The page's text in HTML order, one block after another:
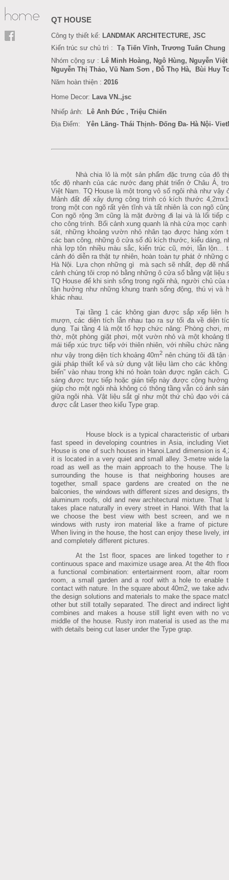
QT HOUSE
Công ty thiết kế: LANDMAK ARCHITECTURE, JSC
Kiến trúc sư chủ trì : Tạ Tiến Vĩnh, Trương Tuấn Chung
Nhóm cộng sự : Lê Minh Hoàng, Ngô Hùng, Nguyễn
Nguyễn Thị Thảo, Vũ Nam Sơn , Đỗ Thọ Hà,
Bùi Huy
Năm hoàn thiện : 2016
Home Decor: Lava VN.,jsc
Nhiếp ảnh:
Lê Anh Đức , Triệu Chiến
Địa Điểm: Yên Lãng- Thái Thịnh- Đống Đa- Hà Nội-
Nhà chia lô là một sản phẩm đặc trưng của đô
tốc độ nhanh của các nước đang phát triển ở Châu Á,
Việt Nam. TQ House là một trong vô số ngôi nhà như vậy
Mảnh đất để xây dựng công trình có kích thước
trong một con ngõ rất yên tĩnh và tất nhiên là con ngõ
Con ngõ rộng 3m cũng là mặt đường đi lại và là lối tiếp
cho công trình. Bối cảnh xung quanh là nhà cửa mọc cạnh
sát, những khoảng vườn nhỏ nhân tạo được hàng xóm
các ban công, những ô cửa sổ đủ kích thước, kiểu dáng,
nhà lợp tôn nhiều màu sắc, kiến trúc cũ, mới, lẫn lộn...
cảnh đó diễn ra thật tự nhiên, hoàn toàn tự phát ở những
Hà Nội. Lựa chọn những gì mà sạch sẽ nhất, đẹp đẽ
cảnh chúng tôi crop nó bằng những ô cửa sổ bằng vật liệu
TQ House để khi sinh sống trong ngôi nhà, người chủ của
tận hưởng như những khung tranh sống động, thú vị và
khác nhau.
Tại tầng 1 các không gian được sắp xếp liên
mượn, các diện tích lẫn nhau tạo ra sự tối đa về diện
dụng. Tại tầng 4 là một tổ hợp chức năng: Phòng chơi,
thờ, một phòng giặt phơi, một vườn nhỏ và một khoảng
mái tiếp xúc trực tiếp với thiên nhiên, với nhiều chức
như vậy trong diện tích khoảng 40m2 nên chúng tôi đã tận
giải pháp thiết kế và sử dụng vật liệu làm cho các không
biến” vào nhau trong khi nó hoàn toàn được ngăn cách.
sáng được trực tiếp hoặc gián tiếp này được cộng hưởng
giúp cho một ngôi nhà không có thông tầng vẫn có ánh
giữa ngôi nhà. Vật liệu sắt gỉ như một thứ chủ đạo với
được cắt Laser theo kiểu Type grap.
House block is a typical characteristic of
fast speed in developing countries in Asia, including
House is one of such houses in Hanoi.Land dimension is
it is located in a very quiet and small alley. 3-metre wide
road as well as the main approach to the house. The
surrounding the house is that neighboring houses
together, small space gardens are created on the
balconies, the windows with different sizes and designs,
aluminum roofs, old and new architectural mixture. That
takes place naturally in every street in Hanoi. With that
we choose the best view with best screen, and we
windows with rusty iron material like a frame of
When living in the house, the host can enjoy these lively,
and completely different pictures.
At the 1st floor, spaces are linked together to
continuous space and maximize usage area. At the 4th
a functional combination: entertainment room, altar
room, a small garden and a roof with a hole to enable
contact with nature. In the square about 40m2, we take
the design solutions and materials to make the space
other but still totally separated. The direct and indirect
combines and makes a house still light even with no
middle of the house. Rusty iron material is used as the
with details being cut laser under the Type grap.